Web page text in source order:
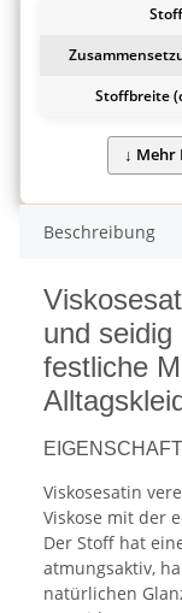
Stoffbreite
Beschreibung
und
festliche
Viskosesatin
Viskose mit der
Der Stoff hat
atmungsaktiv,
natürlichen